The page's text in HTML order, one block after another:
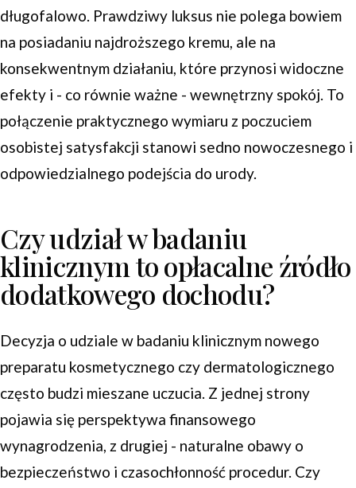
długofalowo. Prawdziwy luksus nie polega bowiem
na posiadaniu najdroższego kremu, ale na
konsekwentnym działaniu, które przynosi widoczne
efekty i - co równie ważne - wewnętrzny spokój. To
połączenie praktycznego wymiaru z poczuciem
osobistej satysfakcji stanowi sedno nowoczesnego i
odpowiedzialnego podejścia do urody.
Czy udział w badaniu
klinicznym to opłacalne źródło
dodatkowego dochodu?
Decyzja o udziale w badaniu klinicznym nowego
preparatu kosmetycznego czy dermatologicznego
często budzi mieszane uczucia. Z jednej strony
pojawia się perspektywa finansowego
wynagrodzenia, z drugiej - naturalne obawy o
bezpieczeństwo i czasochłonność procedur. Czy